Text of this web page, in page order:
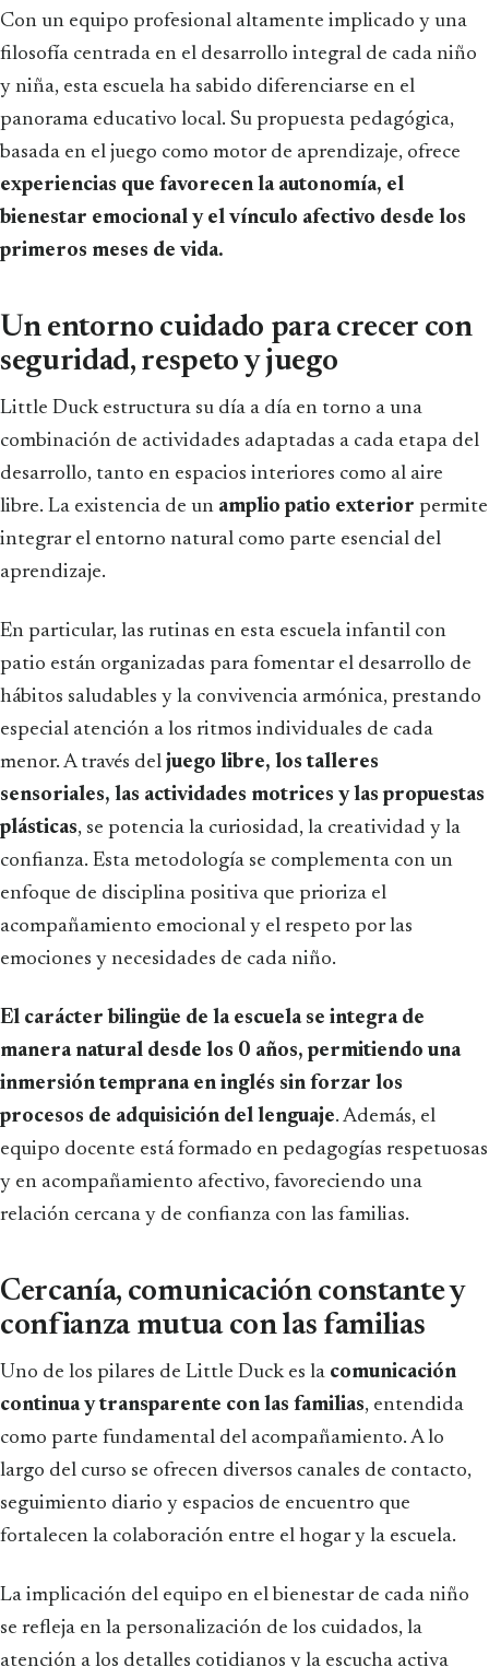
Con un equipo profesional altamente implicado y una
filosofía centrada en el desarrollo integral de cada niño
y niña, esta escuela ha sabido diferenciarse en el
panorama educativo local. Su propuesta pedagógica,
basada en el juego como motor de aprendizaje, ofrece
experiencias que favorecen la autonomía, el
bienestar emocional y el vínculo afectivo desde los
primeros meses de vida.
Un entorno cuidado para crecer con
seguridad, respeto y juego
Little Duck estructura su día a día en torno a una
combinación de actividades adaptadas a cada etapa del
desarrollo, tanto en espacios interiores como al aire
libre. La existencia de un amplio patio exterior permite
integrar el entorno natural como parte esencial del
aprendizaje.
En particular, las rutinas en esta escuela infantil con
patio están organizadas para fomentar el desarrollo de
hábitos saludables y la convivencia armónica, prestando
especial atención a los ritmos individuales de cada
menor. A través del juego libre, los talleres
sensoriales, las actividades motrices y las propuestas
plásticas, se potencia la curiosidad, la creatividad y la
confianza. Esta metodología se complementa con un
enfoque de disciplina positiva que prioriza el
acompañamiento emocional y el respeto por las
emociones y necesidades de cada niño.
El carácter bilingüe de la escuela se integra de
manera natural desde los 0 años, permitiendo una
inmersión temprana en inglés sin forzar los
procesos de adquisición del lenguaje. Además, el
equipo docente está formado en pedagogías respetuosas
y en acompañamiento afectivo, favoreciendo una
relación cercana y de confianza con las familias.
Cercanía, comunicación constante y
confianza mutua con las familias
Uno de los pilares de Little Duck es la comunicación
continua y transparente con las familias, entendida
como parte fundamental del acompañamiento. A lo
largo del curso se ofrecen diversos canales de contacto,
seguimiento diario y espacios de encuentro que
fortalecen la colaboración entre el hogar y la escuela.
La implicación del equipo en el bienestar de cada niño
se refleja en la personalización de los cuidados, la
atención a los detalles cotidianos y la escucha activa